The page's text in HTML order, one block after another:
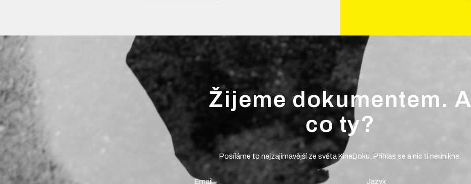
Žijeme dokumentem. A
co ty?
Posíláme to nejzajímavější ze světa KineDoku. Přihlas se a nic ti neunikne.
Email Jazyk